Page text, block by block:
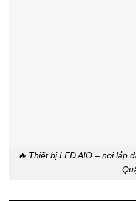
🔥 Thiết bị LED AIO – nơi lắp